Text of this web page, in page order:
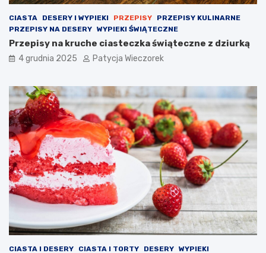
CIASTA DESERY I WYPIEKI PRZEPISY
PRZEPISY KULINARNE
PRZEPISY NA DESERY WYPIEKI ŚWIĄTECZNE
Przepisy na kruche ciasteczka świąteczne z dziurką
4 grudnia 2025 Patycja Wieczorek
CIASTA I DESERY CIASTA I TORTY DESERY WYPIEKI